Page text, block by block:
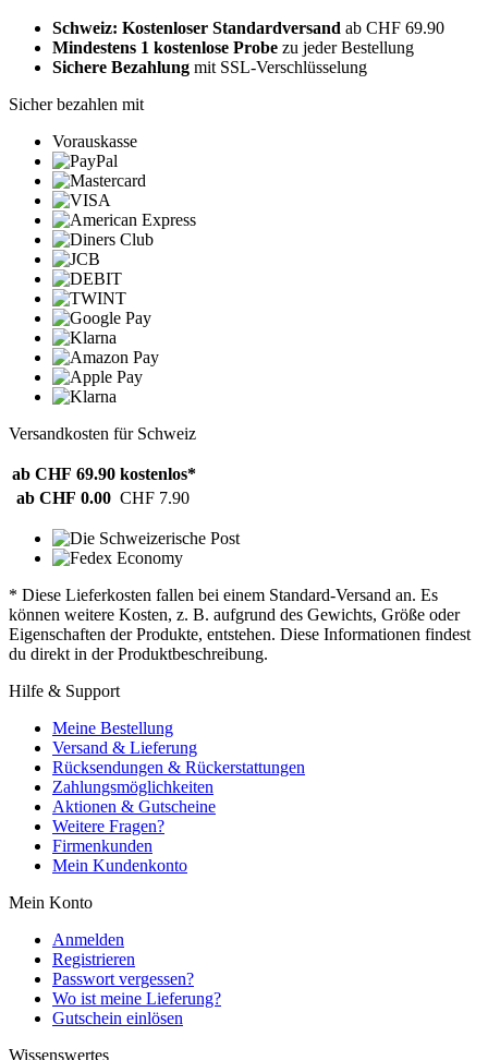
Schweiz: Kostenloser Standardversand ab CHF 69.90
Mindestens 1 kostenlose Probe zu jeder Bestellung
Sichere Bezahlung mit SSL-Verschlüsselung
Sicher bezahlen mit
Vorauskasse
Versandkosten für Schweiz
ab CHF 69.90 kostenlos*
ab CHF 0.00 CHF 7.90
* Diese Lieferkosten fallen bei einem Standard-Versand an. Es
können weitere Kosten, z. B. aufgrund des Gewichts, Größe oder
Eigenschaften der Produkte, entstehen. Diese Informationen findest
du direkt in der Produktbeschreibung.
Hilfe & Support
Meine Bestellung
Versand & Lieferung
Rücksendungen & Rückerstattungen
Zahlungsmöglichkeiten
Aktionen & Gutscheine
Weitere Fragen?
Firmenkunden
Mein Kundenkonto
Mein Konto
Anmelden
Registrieren
Passwort vergessen?
Wo ist meine Lieferung?
Gutschein einlösen
Wissenswertes